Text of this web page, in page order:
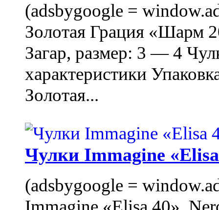
(adsbygoogle =
Золотая Грация «Шарм
Загар, размер: 3 — 4
характеристики
Золотая...
Чулки Immagine
(adsbygoogle =